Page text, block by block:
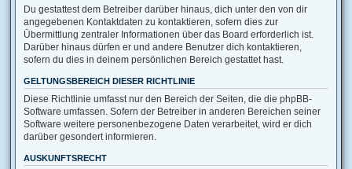
Du gestattest dem Betreiber darüber hinaus, dich unter den von dir
angegebenen Kontaktdaten zu kontaktieren, sofern dies zur
Übermittlung zentraler Informationen über das Board erforderlich ist.
Darüber hinaus dürfen er und andere Benutzer dich kontaktieren,
sofern du dies in deinem persönlichen Bereich gestattet hast.
GELTUNGSBEREICH DIESER RICHTLINIE
Diese Richtlinie umfasst nur den Bereich der Seiten, die die phpBB-
Software umfassen. Sofern der Betreiber in anderen Bereichen seiner
Software weitere personenbezogene Daten verarbeitet, wird er dich
darüber gesondert informieren.
AUSKUNFTSRECHT